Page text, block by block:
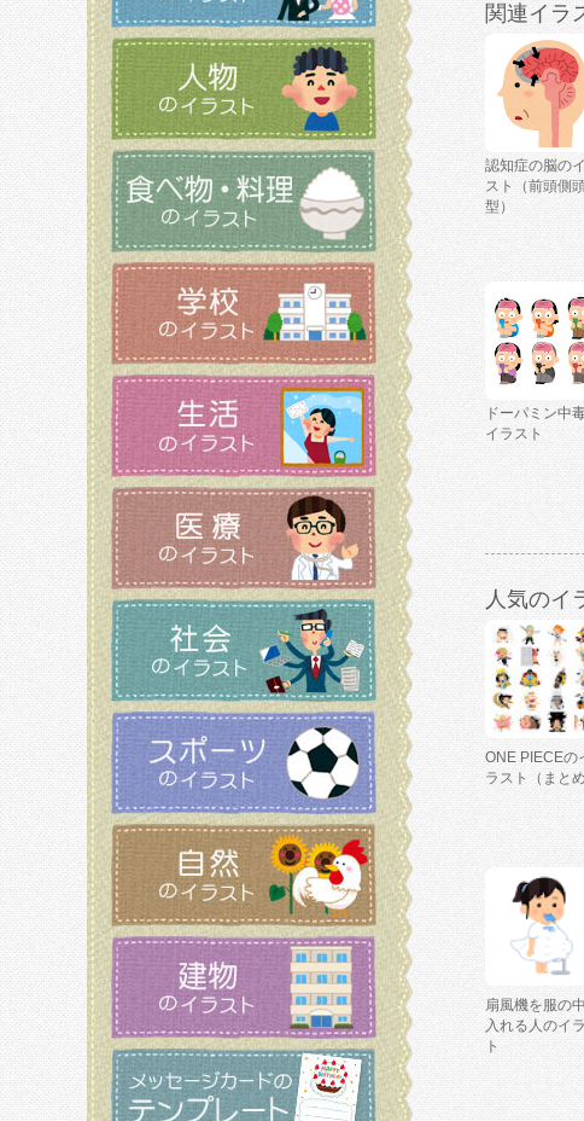
関連イラ
認知症の脳の
スト（前頭側
型）
ドーパミン中
イラスト
人気のイ
ONE PIECEの
ラスト（まと
扇風機を服の
入れる人のイ
ト